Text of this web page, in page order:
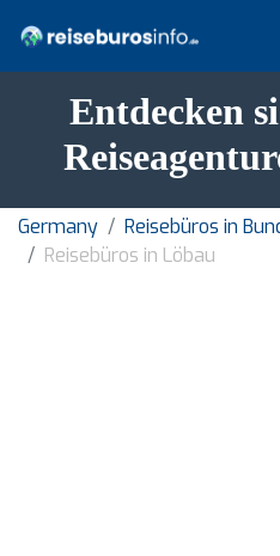
Entdecken
Germany
Reisebüros in
Reisebüros in Löbau